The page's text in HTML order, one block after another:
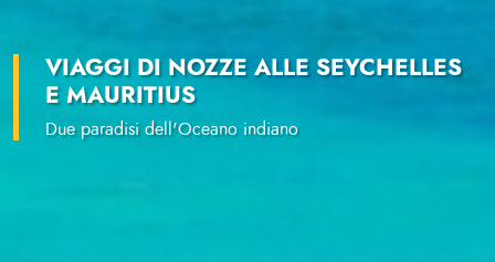
VIAGGI DI NOZZE ALLE SEYCHELLES
E MAURITIUS
Due paradisi dell'Oceano indiano